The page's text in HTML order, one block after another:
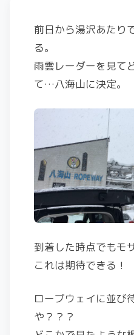
前日から湯沢あたり
る。
雨雲レーダーを見て
て…八海山に決定。
到着した時点でもモ
これは期待できる！
ロープウェイに並び
や？？？